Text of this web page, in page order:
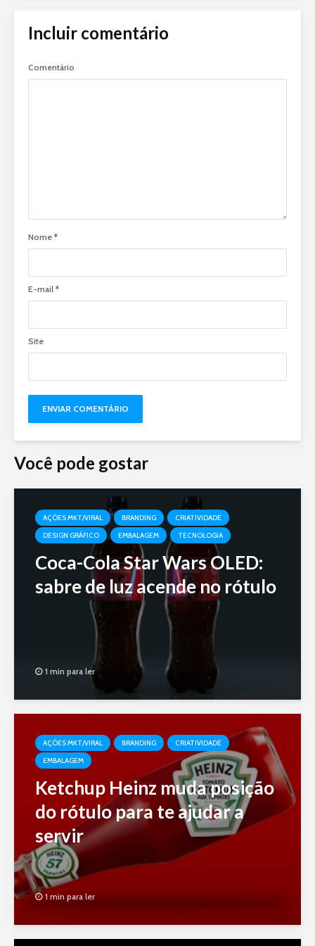
Incluir comentário
Comentário
Nome *
E-mail *
Site
Você pode gostar
AÇÕES MKT/VIRAL BRANDING
CRIATIVIDADE
DESIGN GRÁFICO
EMBALAGEM TECNOLOGIA
Coca-Cola Star Wars OLED:
sabre de luz acende no rótulo
1 min para ler
AÇÕES MKT/VIRAL BRANDING
CRIATIVIDADE
EMBALAGEM
Ketchup Heinz muda posição
do rótulo para te ajudar a
servir
1 min para ler